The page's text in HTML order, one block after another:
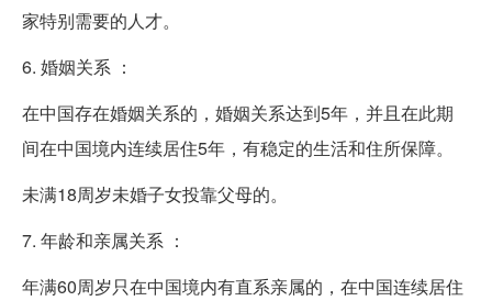
家特别需要的人才。
6. 婚姻关系 ：
在中国存在婚姻关系的，婚姻关系达到5年，并且在此期
间在中国境内连续居住5年，有稳定的生活和住所保障。
未满18周岁未婚子女投靠父母的。
7. 年龄和亲属关系 ：
年满60周岁只在中国境内有直系亲属的，在中国连续居住